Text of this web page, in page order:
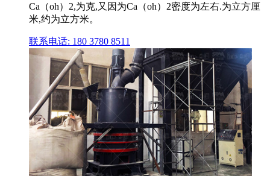
Ca（oh）2,为克,又因为Ca（oh）2密度为左右.为立方厘
米,约为立方米。
联系电话: 180 3780 8511